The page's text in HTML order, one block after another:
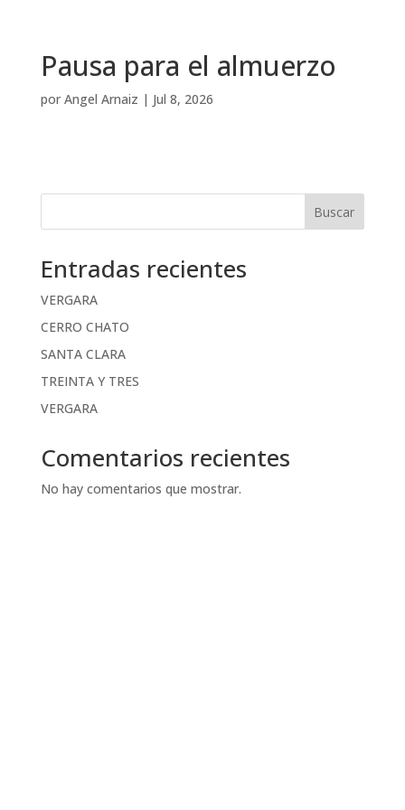
Pausa para el almuerzo
por Angel Arnaiz | Jul 8, 2026
Buscar
Entradas recientes
VERGARA
CERRO CHATO
SANTA CLARA
TREINTA Y TRES
VERGARA
Comentarios recientes
No hay comentarios que mostrar.